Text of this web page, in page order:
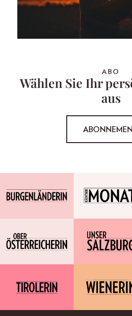
ABO
Wählen Sie Ihr
aus